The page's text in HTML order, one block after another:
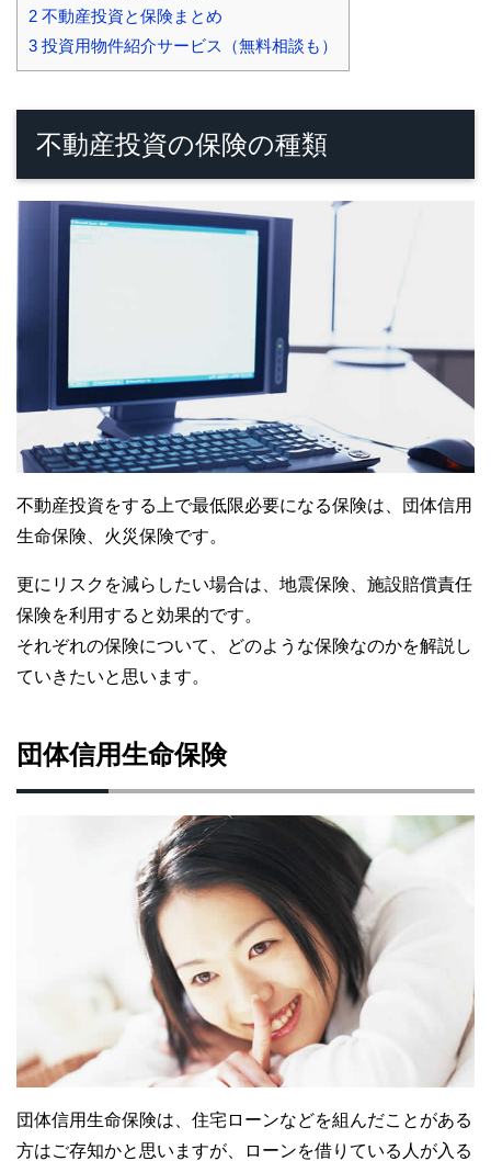
2 不動産投資と保険まとめ
3 投資用物件紹介サービス（無料相談も）
不動産投資の保険の種類
不動産投資をする上で最低限必要になる保険は、団体信用
生命保険、火災保険です。
更にリスクを減らしたい場合は、地震保険、施設賠償責任
保険を利用すると効果的です。
それぞれの保険について、どのような保険なのかを解説し
ていきたいと思います。
団体信用生命保険
団体信用生命保険は、住宅ローンなどを組んだことがある
方はご存知かと思いますが、ローンを借りている人が入る